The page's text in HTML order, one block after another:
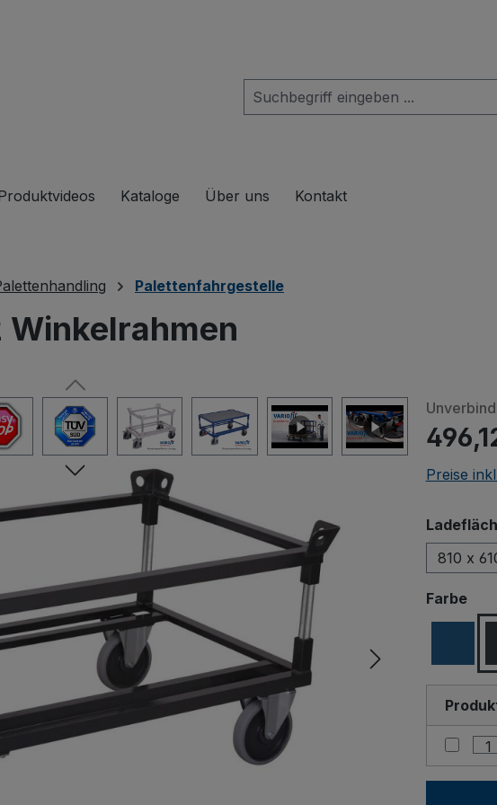
Schließe das Dropdown der Kategorie Produkte
Kataloge Über uns Kontakt
Palettenfahrgestelle
Preise
810 x
Farbe